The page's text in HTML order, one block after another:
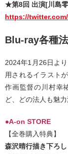
★第8回 出演[川島
https://
Blu-ray各種
2024年1月26日よ
用されるイラスト
作画監督の川村幸
ど、どの法人も魅
●A-on STORE
【全巻購入特典】
森沢晴行描き下ろ